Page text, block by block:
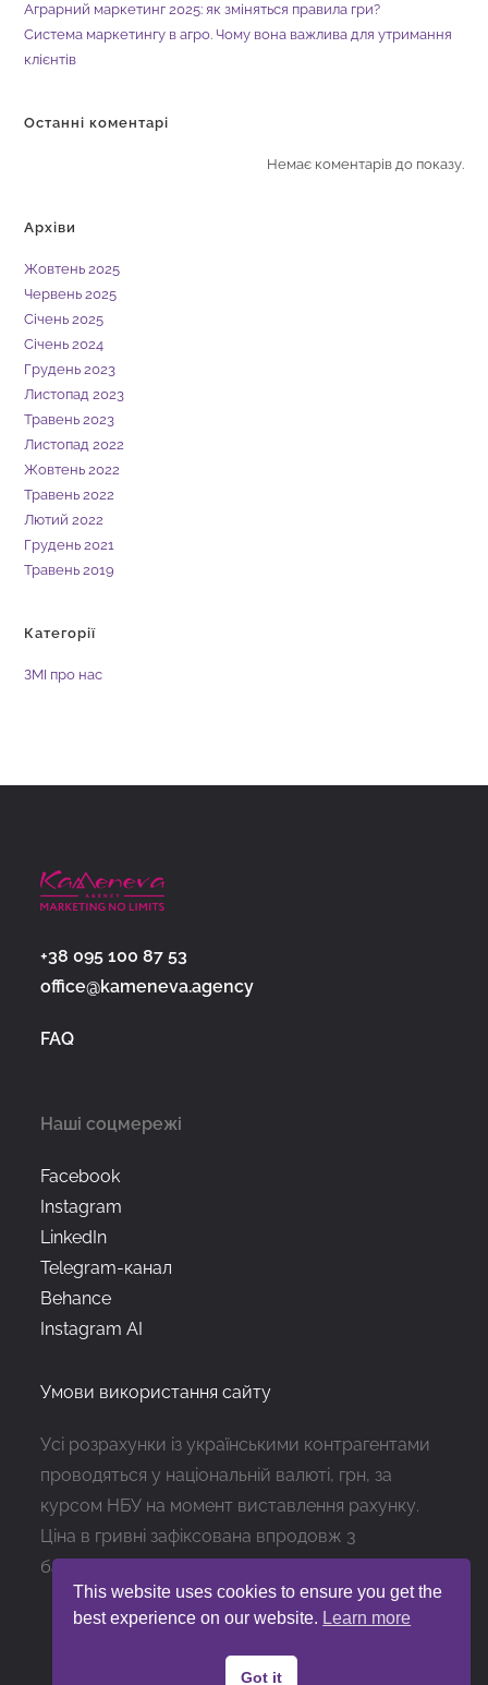
Аграрний маркетинг 2025: як зміняться правила гри?
Система маркетингу в агро. Чому вона важлива для утримання
клієнтів
Останні коментарі
Немає коментарів до показу.
Архіви
Жовтень 2025
Червень 2025
Січень 2025
Січень 2024
Грудень 2023
Листопад 2023
Травень 2023
Листопад 2022
Жовтень 2022
Травень 2022
Лютий 2022
Грудень 2021
Травень 2019
Категорії
ЗМІ про нас
+38 095 100 87 53
office@kameneva.agency
FAQ
Наші соцмережі
Facebook
Instagram
LinkedIn
Telegram-канал
Behance
Instagram AI
Умови використання сайту
Усі розрахунки із українськими контрагентами
проводяться у національній валюті, грн, за
курсом НБУ на момент виставлення рахунку.
Ціна в гривні зафіксована впродовж 3
банківських днів з дати виставлення рахунку
This website uses cookies to ensure you get the
best experience on our website. Learn more
Got it